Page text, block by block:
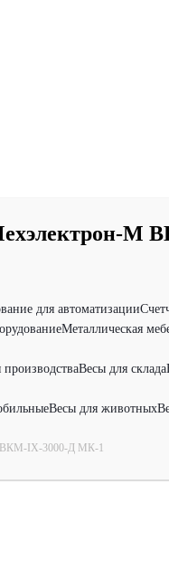
М
для автоматизации
Металлическая
Весы для склада
Весы для животных
ВКМ-IX-3000-Д МК-1